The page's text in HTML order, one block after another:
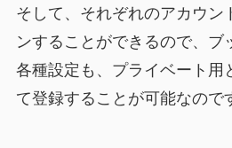
そして、それぞれのアカウン
ンすることができるので、ブ
各種設定も、プライベート用
て登録することが可能なので